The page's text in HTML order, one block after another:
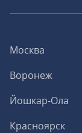
Москва
Воронеж
Йошкар-Ола
Красноярск